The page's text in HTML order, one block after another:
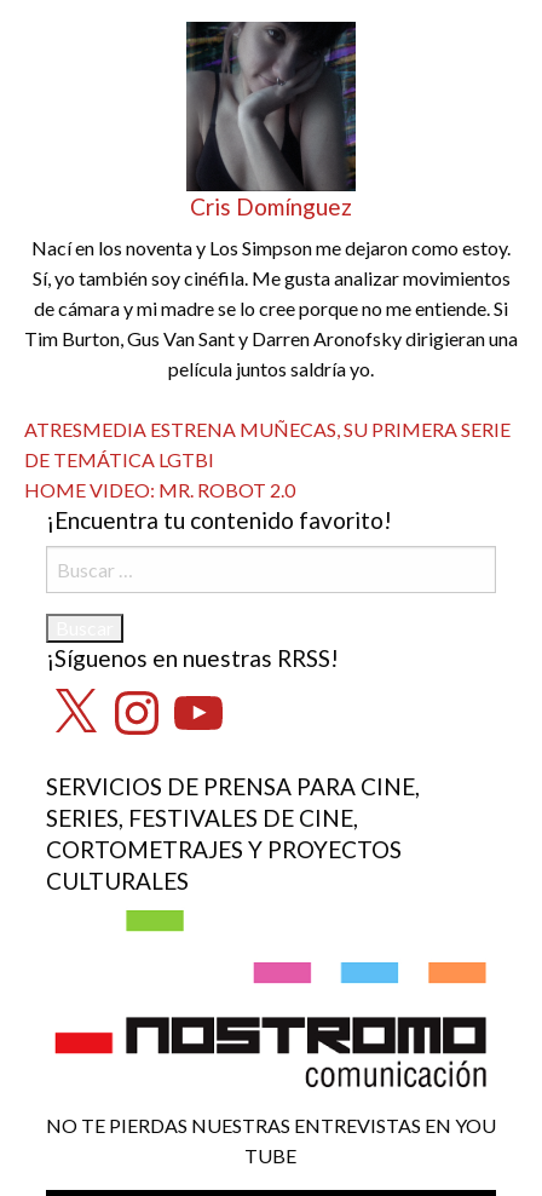
Cris Domínguez
Nací en los noventa y Los Simpson me dejaron como estoy.
Sí, yo también soy cinéfila. Me gusta analizar movimientos
de cámara y mi madre se lo cree porque no me entiende. Si
Tim Burton, Gus Van Sant y Darren Aronofsky dirigieran una
película juntos saldría yo.
Navegación
de
entradas
Entrada
anterior
ATRESMEDIA ESTRENA MUÑECAS, SU PRIMERA SERIE
DE TEMÁTICA LGTBI
Entrada
siguiente
HOME VIDEO: MR. ROBOT 2.0
¡Encuentra tu contenido favorito!
Buscar:
¡Síguenos en nuestras RRSS!
X InstagramYouTube
SERVICIOS DE PRENSA PARA CINE,
SERIES, FESTIVALES DE CINE,
CORTOMETRAJES Y PROYECTOS
CULTURALES
NO TE PIERDAS NUESTRAS ENTREVISTAS EN YOU
TUBE